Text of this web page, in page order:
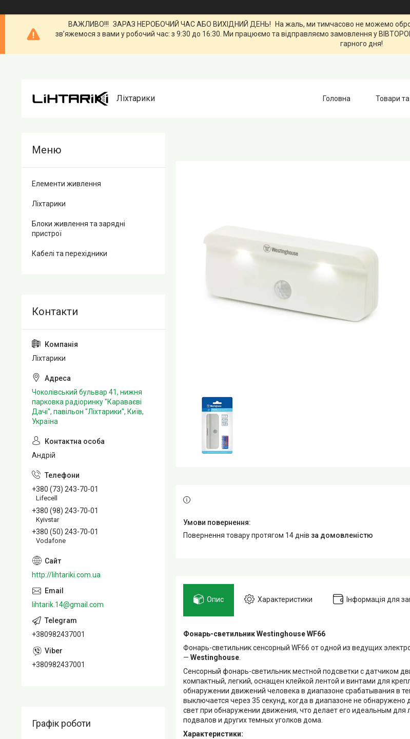
ВАЖЛИВО!!! ЗАРАЗ НЕРОБОЧИЙ ЧАС АБО ВИХІДНИЙ ДЕНЬ! На жаль, ми тимчасово не можемо
зв’яжемося з вами у робочий час: з 9:30 до 16:30. Ми працюємо та відправляємо замовлення у
гарного дня!
Ліхтарики Головна Товари
повернення товару протягом 14 днів за домовленістю
Опис Характеристики Інформація для
Фонарь-светильник Westinghouse WF66
Фонарь-светильник сенсорный WF66 от одной из ведущих
— Westinghousе.
Сенсорный фонарь-светильник местной подсветки с датчиком
компактный, легкий, оснащен клейкой лентой и винтами для
обнаружении движений человека в диапазоне срабатывания в
выключается через 35 секунд, когда в диапазоне не
свет при обнаружении движения, что делает его идеальным для
подвалов и других темных уголков дома.
Характеристики:
Елементи живлення
Ліхтарики
Блоки живлення та зарядні
пристрої
Кабелі та перехідники
Ліхтарики
Чоколівський бульвар 41, нижня
парковка радіоринку "Караваєві
Дачі", павільон "Ліхтарики", Київ,
Україна
Андрій
+380 (73) 243-70-01
Lifecell
+380 (98) 243-70-01
Kyivstar
+380 (50) 243-70-01
Vodafone
http://lihtariki.com.ua
lihtarik.14@gmail.com
+380982437001
+380982437001
Графік роботи